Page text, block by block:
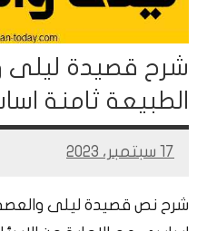
شرح قصيدة ليلى
الطبيعة ثامنة
17 سبتمبر، 2023
Mohamed
شرح نص قصيدة ليلى